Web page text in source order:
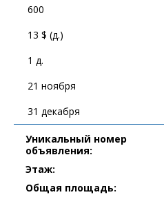
600
13 $ (д.)
1 д.
21 ноября
31 декабря
Уникальный номер
объявления:
Этаж:
Общая площадь: